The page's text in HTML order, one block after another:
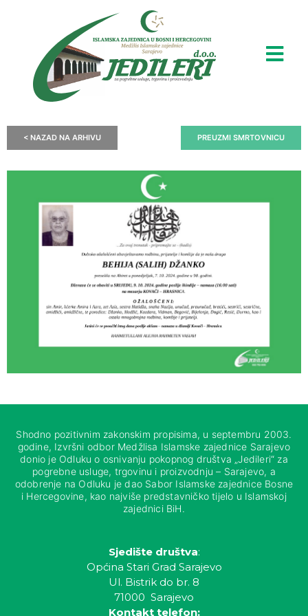
< NAZAD NA ARHIVU PREUZMI SMRTOVNICU
Shodno pozitivnim zakonskim propisima, u septembru 2003.
godine, Izvršni odbor Medžlisa Islamske zajednice Sarajevo
donio je Odluku o osnivanju pokopnog društva „Jedileri“ za
pogrebne usluge, trgovinu i proizvodnju – Sarajevo, a
odobrenje na Odluku je dao Sabor Islamske zajednice Bosne
i Hercegovine, kao najviše predstavničko tijelo u Islamskoj
zajednici BiH.
Sjedište društva:
Općina Stari Grad Sarajevo
Ul. Bistrik do br. 8
71000 Sarajevo
Kontakt telefon: